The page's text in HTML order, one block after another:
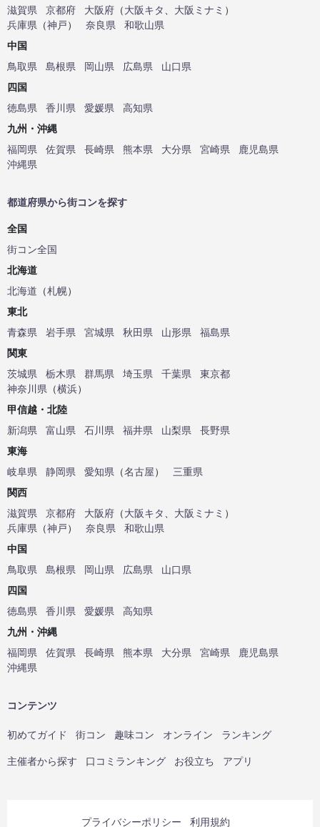
滋賀県
京都府 大阪府 （大阪キタ 大阪ミナミ ）
兵庫県 （神戸） 奈良県
和歌山県
中国
鳥取県
島根県 岡山県 広島県
山口県
四国
徳島県
香川県 愛媛県
高知県
九州・沖縄
福岡県
佐賀県 長崎県 熊本県 大分県 宮崎県
鹿児島県
沖縄県
都道府県から街コンを探す
全国
街コン全国
北海道
北海道 （札幌）
東北
青森県
岩手県 宮城県 秋田県 山形県
福島県
関東
茨城県
栃木県 群馬県 埼玉県 千葉県
東京都
神奈川県 （横浜）
甲信越・北陸
新潟県
富山県 石川県 福井県 山梨県
長野県
東海
岐阜県
静岡県 愛知県 （名古屋）
三重県
関西
滋賀県
京都府 大阪府 （大阪キタ 大阪ミナミ ）
兵庫県 （神戸） 奈良県
和歌山県
中国
鳥取県
島根県 岡山県 広島県
山口県
四国
徳島県
香川県 愛媛県
高知県
九州・沖縄
福岡県
佐賀県 長崎県 熊本県 大分県 宮崎県
鹿児島県
沖縄県
コンテンツ
初めてガイド 街コン 趣味コン オンライン ランキング
主催者から探す 口コミランキング お役立ち アプリ
プライバシーポリシー 利用規約